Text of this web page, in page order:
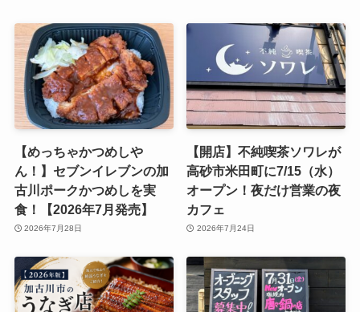
【めっちゃかつめしや
ん！】セブンイレブンの加
古川ポークかつめしを実
食！【2026年7月発売】
2026年7月28日
【開店】不純喫茶ソワレが
高砂市米田町に7/15（水）
オープン！夜だけ営業の夜
カフェ
2026年7月24日